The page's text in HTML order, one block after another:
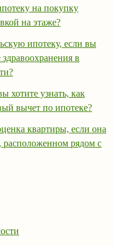
на покупку
на этаже?
ипотеку, если вы
здравоохранения в
хотите узнать, как
вычет по ипотеке?
квартиры, если она
расположенном рядом с